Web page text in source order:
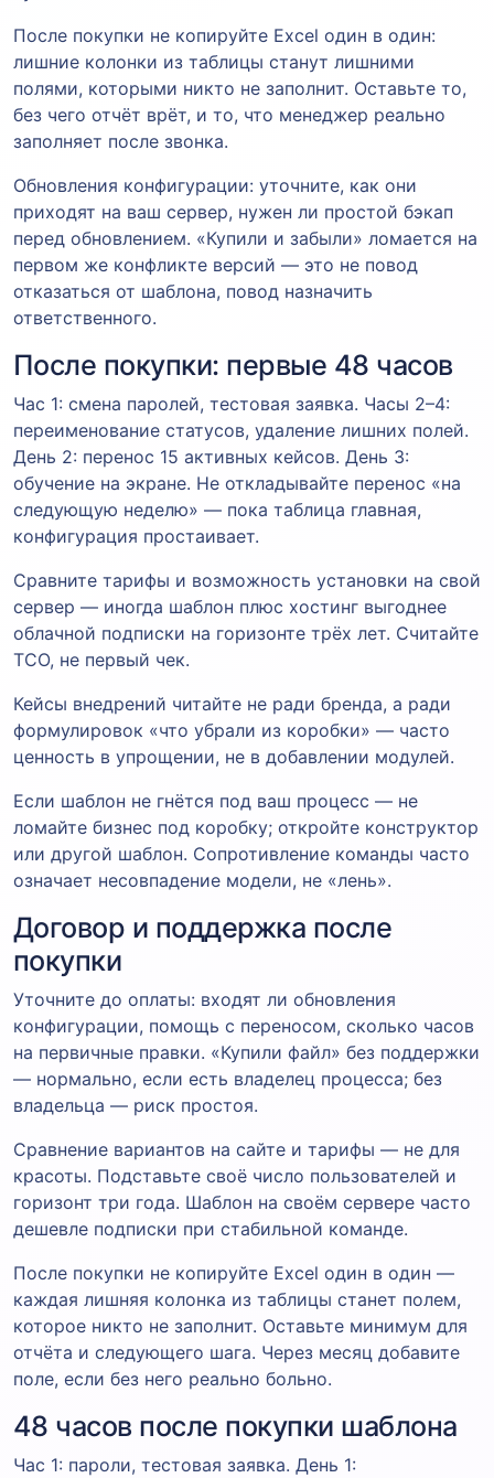
После покупки не копируйте Excel один в один:
лишние колонки из таблицы станут лишними
полями, которыми никто не заполнит. Оставьте то,
без чего отчёт врёт, и то, что менеджер реально
заполняет после звонка.
Обновления конфигурации: уточните, как они
приходят на ваш сервер, нужен ли простой бэкап
перед обновлением. «Купили и забыли» ломается на
первом же конфликте версий — это не повод
отказаться от шаблона, повод назначить
ответственного.
После покупки: первые 48 часов
Час 1: смена паролей, тестовая заявка. Часы 2–4:
переименование статусов, удаление лишних полей.
День 2: перенос 15 активных кейсов. День 3:
обучение на экране. Не откладывайте перенос «на
следующую неделю» — пока таблица главная,
конфигурация простаивает.
Сравните тарифы и возможность установки на свой
сервер — иногда шаблон плюс хостинг выгоднее
облачной подписки на горизонте трёх лет. Считайте
TCO, не первый чек.
Кейсы внедрений читайте не ради бренда, а ради
формулировок «что убрали из коробки» — часто
ценность в упрощении, не в добавлении модулей.
Если шаблон не гнётся под ваш процесс — не
ломайте бизнес под коробку; откройте конструктор
или другой шаблон. Сопротивление команды часто
означает несовпадение модели, не «лень».
Договор и поддержка после
покупки
Уточните до оплаты: входят ли обновления
конфигурации, помощь с переносом, сколько часов
на первичные правки. «Купили файл» без поддержки
— нормально, если есть владелец процесса; без
владельца — риск простоя.
Сравнение вариантов на сайте и тарифы — не для
красоты. Подставьте своё число пользователей и
горизонт три года. Шаблон на своём сервере часто
дешевле подписки при стабильной команде.
После покупки не копируйте Excel один в один —
каждая лишняя колонка из таблицы станет полем,
которое никто не заполнит. Оставьте минимум для
отчёта и следующего шага. Через месяц добавите
поле, если без него реально больно.
48 часов после покупки шаблона
Час 1: пароли, тестовая заявка. День 1: